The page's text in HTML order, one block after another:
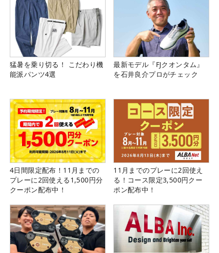
猛暑を乗り切る！ こだわり機
能派パンツ4選
最新モデル『FJクオンタム』
を石井良介プロがチェック
4日間限定配布！11月までの
プレーに2回使える1,500円分
クーポン配布中！
11月までのプレーに2回使え
る！コース限定3,500円クー
ポン配布中！